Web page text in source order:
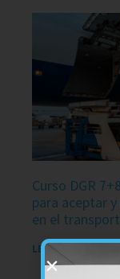
Curso DGR
para aceptar
en el
LEER MÁS »